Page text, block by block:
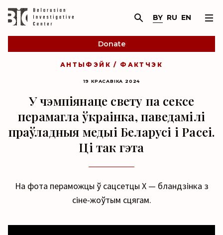
BY RU EN
Donate
АНТЫФЭЙК / ФАКТЧЭК
19 КРАСАВІКА 2024
У чэмпіянаце свету па сексе
перамагла ўкраінка, паведамілі
праўладныя медыі Беларусі і Расеі.
Ці так гэта
На фота пераможцы ў сацсетцы Х — бландзінка з
сіне-жоўтым сцягам.